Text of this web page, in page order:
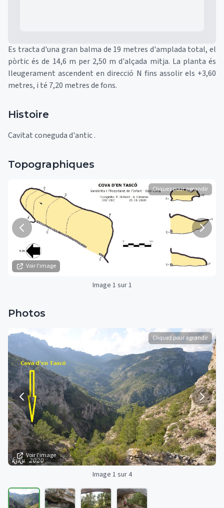
Es tracta d'una gran balma de 19 metres d'amplada total, el
pòrtic és de 14,6 m per 2,50 m d'alçada mitja. La planta és
lleugerament ascendent en direcció N fins assolir els +3,60
metres, i té 7,20 metres de fons.
Histoire
Cavitat coneguda d'antic .
Topographiques
Voir l'image
Cliquez pour agrandir
Image 1 sur 1
Photos
Voir l'image
Cliquez pour agrandir
Image 1 sur 4